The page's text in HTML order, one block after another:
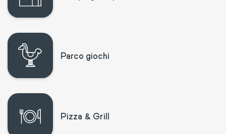
Parco giochi
Pizza & Grill